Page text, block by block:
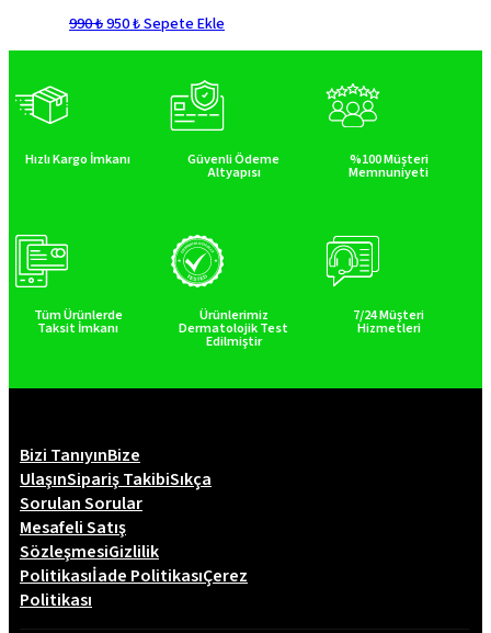
990₺Orijinal
950₺Şu
Sepete Ekle
Hızlı Kargo İmkanı Güvenli Ödeme
Altyapısı
%100 Müşteri
Memnuniyeti
Tüm Ürünlerde
Taksit İmkanı
Ürünlerimiz
Dermatolojik Test
Edilmiştir
7/24 Müşteri
Hizmetleri
Bizi TanıyınBize
UlaşınSipariş TakibiSıkça
Sorulan Sorular
Mesafeli Satış
SözleşmesiGizlilik
Politikasıİade PolitikasıÇerez
Politikası